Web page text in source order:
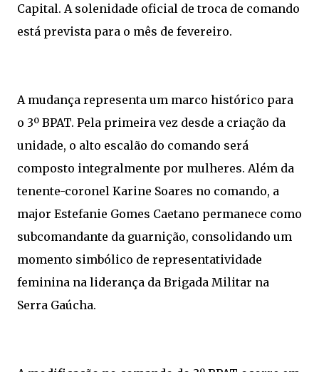
Capital. A solenidade oficial de troca de comando
está prevista para o mês de fevereiro.
A mudança representa um marco histórico para
o 3º BPAT. Pela primeira vez desde a criação da
unidade, o alto escalão do comando será
composto integralmente por mulheres. Além da
tenente-coronel Karine Soares no comando, a
major Estefanie Gomes Caetano permanece como
subcomandante da guarnição, consolidando um
momento simbólico de representatividade
feminina na liderança da Brigada Militar na
Serra Gaúcha.